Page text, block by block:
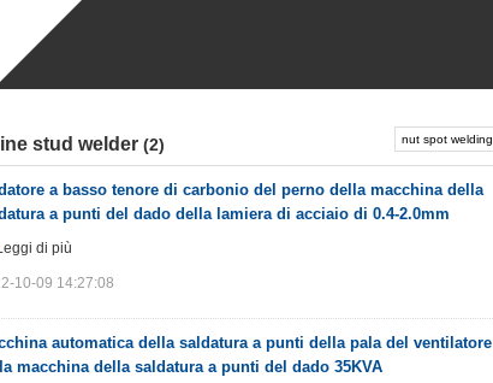
stud welder (2)
a basso tenore di carbonio del perno della macchina della
a punti del dado della lamiera di acciaio di 0.4-2.0mm
di più
10-09 14:27:08
automatica della saldatura a punti della pala del ventilatore
macchina della saldatura a punti del dado 35KVA